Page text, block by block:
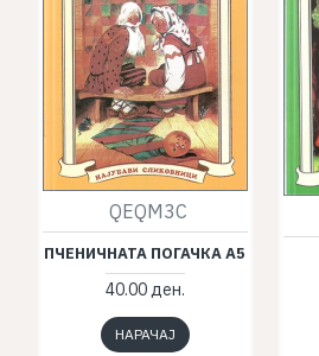
QEQM3C
ПЧЕНИЧНАТА ПОГАЧКА А5
40.00 ден.
НАРАЧАЈ